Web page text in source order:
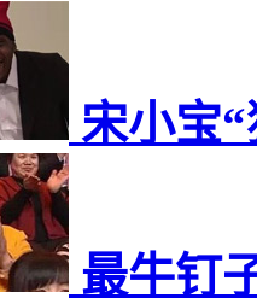
宋小宝
最牛钉